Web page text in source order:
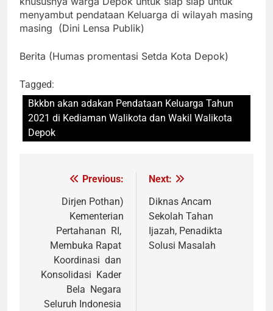
menyambut pendataan Keluarga di wilayah masing
masing (Dini Lensa Publik)
Berita (Humas promentasi Setda Kota Depok)
Tagged:
Bkkbn akan adakan Pendataan Keluarga Tahun
2021 di Kediaman Walikota dan Wakil Walikota
Depok
NavigasiPrevious:
Dirjen Pothan)
Kementerian
Pertahanan RI,
Membuka Rapat
Koordinasi dan
Konsolidasi Kader
Bela Negara
Seluruh Indonesia
Next:
Diknas Ancam
Sekolah Tahan
Ijazah, Penadikta
Solusi Masalah